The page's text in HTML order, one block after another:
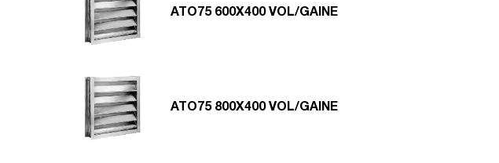
ATO75 600X400 VOL/GAINE
ATO75 800X400 VOL/GAINE